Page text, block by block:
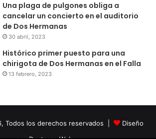
Una plaga de pulgones obliga a
cancelar un concierto en el auditorio
de Dos Hermanas
30 abril, 2023
Histórico primer puesto para una
chirigota de Dos Hermanas en el Falla
13 febrero, 2023
Todos los derechos reservados |
Diseño